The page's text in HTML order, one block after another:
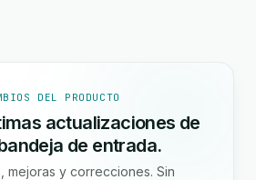
DEL PRODUCTO
actualizaciones de
de entrada.
mejoras y correcciones. Sin